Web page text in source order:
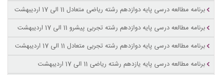
برنامه مطالعه درسی پایه دوازدهم رشته ریاضی متعادل 11 الی 17 اردیبهشت
برنامه مطالعه درسی پایه دوازدهم رشته تجربی پیشرو 11 الی 17 اردیبهشت
برنامه مطالعه درسی پایه دوازدهم رشته تجربی متعادل 11 الی 17 اردیبهشت
برنامه مطالعه درسی پایه یازدهم رشته ریاضی 11 الی 17 اردیبهشت